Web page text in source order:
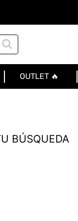
OUTLET 🔥
BÚSQUEDA